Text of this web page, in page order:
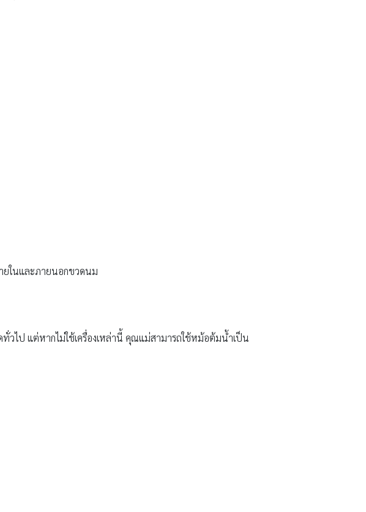
ยในและภายนอกขวดนม
ไป แต่หากไม่ใช้เครื่องเหล่านี้ คุณแม่สามารถใช้หม้อต้มน้ำเป็น